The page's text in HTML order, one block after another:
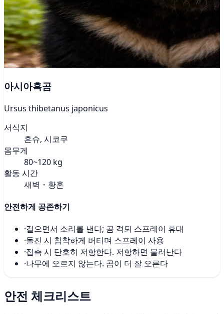
아시아흑곰
Ursus thibetanus japonicus
서식지
혼슈, 시코쿠
몸무게
80~120 kg
활동 시간
새벽・황혼
안전하게 공존하기
·걸으면서 소리를 낸다; 곰 격퇴 스프레이 휴대
·돌진 시 침착하게 버티며 스프레이 사용
·접촉 시 단호히 저항한다. 저항하면 물러난다
·나무에 오르지 않는다. 곰이 더 잘 오른다
안전 체크리스트